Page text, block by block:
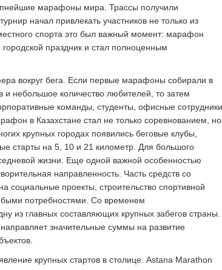
марафоны мира. Трассы получили
начал привлекать участников не только из
спорта это был важный момент: марафон
праздник и стал полноценным
вокруг бега. Если первые марафоны собирали в
и небольшое количество любителей, то затем
команды, студенты, офисные сотрудники
в Казахстане стал не только соревнованием, но
крупных городах появились беговые клубы,
старты на 5, 10 и 21 километр. Для большого
жизни. Еще одной важной особенностью
направленность. Часть средств со
социальные проекты, строительство спортивной
потребностями. Со временем
из главных составляющих крупных забегов страны.
значительные суммы на развитие
крупных стартов в столице. Astana Marathon